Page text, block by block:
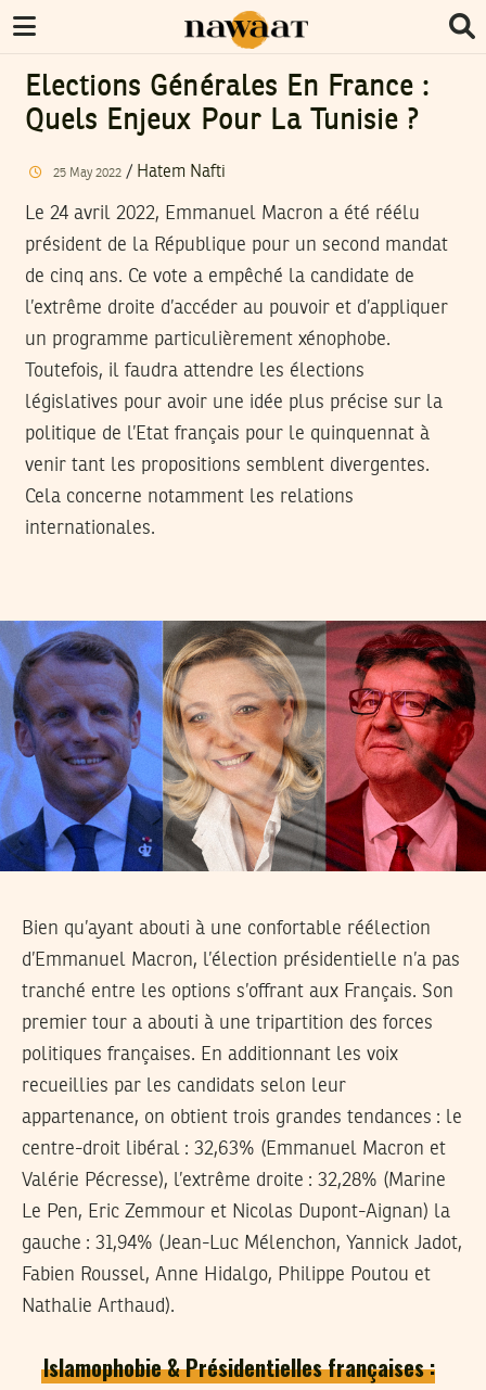
Elections Générales En France :
Quels Enjeux Pour La Tunisie ?
25 May 2022/ Hatem Nafti
Le 24 avril 2022, Emmanuel Macron a été réélu
président de la République pour un second mandat
de cinq ans. Ce vote a empêché la candidate de
l’extrême droite d’accéder au pouvoir et d’appliquer
un programme particulièrement xénophobe.
Toutefois, il faudra attendre les élections
législatives pour avoir une idée plus précise sur la
politique de l’Etat français pour le quinquennat à
venir tant les propositions semblent divergentes.
Cela concerne notamment les relations
internationales.
Bien qu’ayant abouti à une confortable réélection
d’Emmanuel Macron, l’élection présidentielle n’a pas
tranché entre les options s’offrant aux Français. Son
premier tour a abouti à une tripartition des forces
politiques françaises. En additionnant les voix
recueillies par les candidats selon leur
appartenance, on obtient trois grandes tendances : le
centre-droit libéral : 32,63% (Emmanuel Macron et
Valérie Pécresse), l’extrême droite : 32,28% (Marine
Le Pen, Eric Zemmour et Nicolas Dupont-Aignan) la
gauche : 31,94% (Jean-Luc Mélenchon, Yannick Jadot,
Fabien Roussel, Anne Hidalgo, Philippe Poutou et
Nathalie Arthaud).
Islamophobie & Présidentielles françaises :